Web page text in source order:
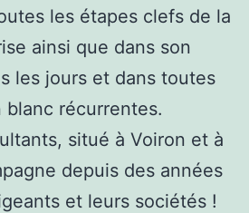
les étapes clefs de la
ainsi que dans son
les jours et dans toutes
récurrentes.
situé à Voiron et à
depuis des années
et leurs sociétés !